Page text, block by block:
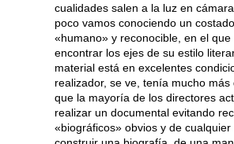
cualidades salen a la luz en
poco vamos conociendo un
«humano» y reconocible, en el
encontrar los ejes de su estilo
material está en excelentes
realizador, se ve, tenía mucho más
que la mayoría de los directores
realizar un documental evitando
«biográficos» obvios y de cualquier